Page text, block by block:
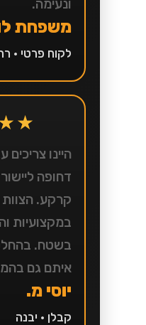
ונעימה.
משפחת
לקוח פרטי •
היינו
דחופה
קרקע.
במקצועיות
בשטח.
איתם גם
יוסי מ.
קבלן • יבנה